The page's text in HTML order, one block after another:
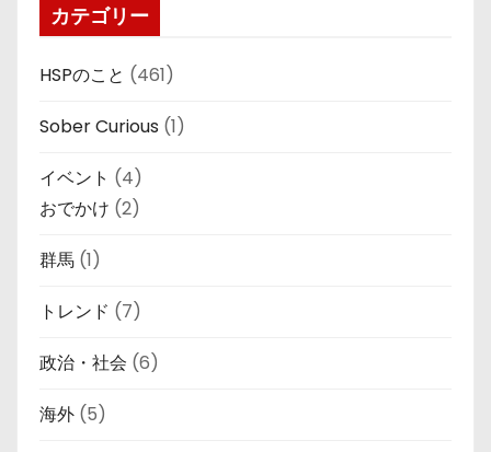
カテゴリー
HSPのこと (461)
Sober Curious (1)
イベント (4)
おでかけ (2)
群馬 (1)
トレンド (7)
政治・社会 (6)
海外 (5)